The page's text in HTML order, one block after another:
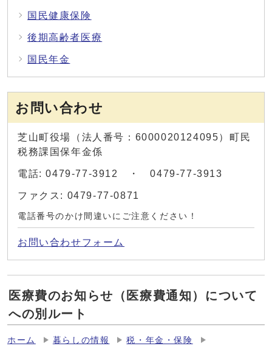
国民健康保険
後期高齢者医療
国民年金
お問い合わせ
芝山町役場（法人番号：6000020124095）町民
税務課国保年金係
電話: 0479-77-3912 ・ 0479-77-3913
ファクス: 0479-77-0871
電話番号のかけ間違いにご注意ください！
お問い合わせフォーム
医療費のお知らせ（医療費通知）について
への別ルート
ホーム 暮らしの情報
税・年金・保険